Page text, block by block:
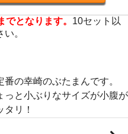
となります。 10セット以
。
の幸崎のぶたまんです。
っと小ぶりなサイズが小腹が
リ！